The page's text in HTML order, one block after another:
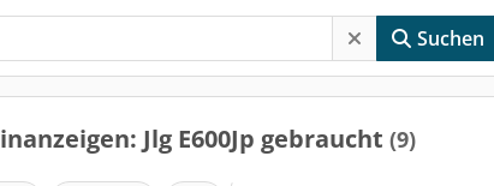
Suchen
Jlg E600Jp gebraucht (9)